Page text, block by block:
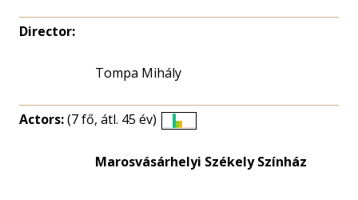
Director:
Tompa Mihály
Actors:(7 fő, átl. 45 év)
eloszlás
nagyítása
Marosvásárhelyi Székely Színház